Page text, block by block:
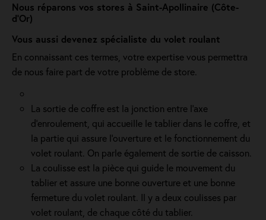
Nous réparons vos stores à Saint-Apollinaire (Côte-
d'Or)
Vous aussi devenez spécialiste du volet roulant
En connaissant ces termes, votre expertise vous permettra
de nous faire part de votre problème de store.
La sortie de coffre est la jonction entre l’axe
d’enroulement, qui accueille le tablier dans le coffre, et
la partie qui assure l’ouverture et le fonctionnement du
volet roulant. On parle également de sortie de caisson.
La coulisse est la pièce qui guide le mouvement du
tablier et assure une bonne ouverture et une bonne
fermeture du volet roulant. Il y a deux coulisses par
volet roulant, de chaque côté du tablier.